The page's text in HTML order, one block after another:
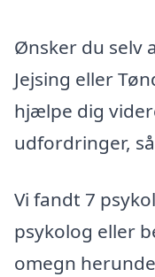
Ønsker du selv
Jejsing eller
hjælpe dig
udfordringer,
Vi fandt 7
psykolog eller
omegn